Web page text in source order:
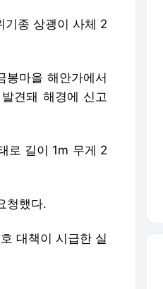
종 상괭이 사체 2
마을 해안가에서
견돼 해경에 신고
로 길이 1m 무게 2
청했다.
대책이 시급한 실